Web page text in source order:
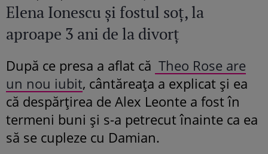
Elena Ionescu și fostul soț, la
aproape 3 ani de la divorț
După ce presa a aflat că Theo Rose are
un nou iubit, cântăreața a explicat și ea
că despărțirea de Alex Leonte a fost în
termeni buni și s-a petrecut înainte ca ea
să se cupleze cu Damian.